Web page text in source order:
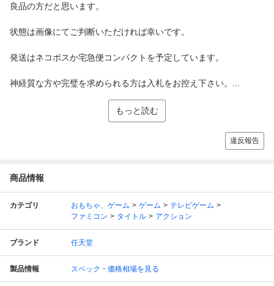
良品の方だと思います。
状態は画像にてご判断いただければ幸いです。
発送はネコポスか宅急便コンパクトを予定しています。
神経質な方や完璧を求められる方は入札をお控え下さい。...
もっと読む
違反報告
商品情報
カテゴリ おもちゃ、ゲーム ゲーム
テレビゲーム
ファミコン
タイトル アクション
ブランド 任天堂
製品情報 スペック・価格相場を見る